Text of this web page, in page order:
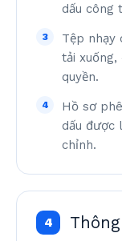
dấu công
3
Tệp nhạy
tải
quyền.
4
Hồ sơ
dấu được
chỉnh.
4